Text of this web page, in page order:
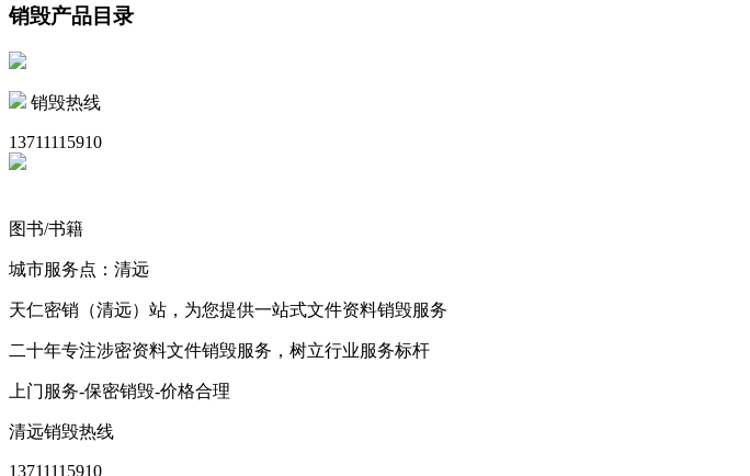
销毁产品目录
销毁热线
13711115910
图书/书籍
城市服务点：清远
天仁密销（清远）站，为您提供一站式文件资料销毁服务
二十年专注涉密资料文件销毁服务，树立行业服务标杆
上门服务-保密销毁-价格合理
清远销毁热线
13711115910